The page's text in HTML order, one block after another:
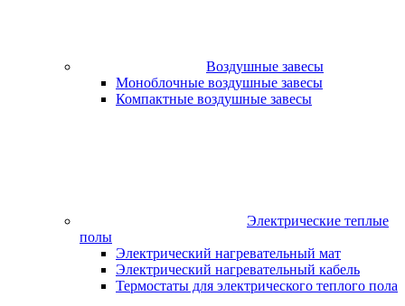
Воздушные завесы
Моноблочные воздушные завесы
Компактные воздушные завесы
Электрические теплые
полы
Электрический нагревательный мат
Электрический нагревательный кабель
Термостаты для электрического теплого пола